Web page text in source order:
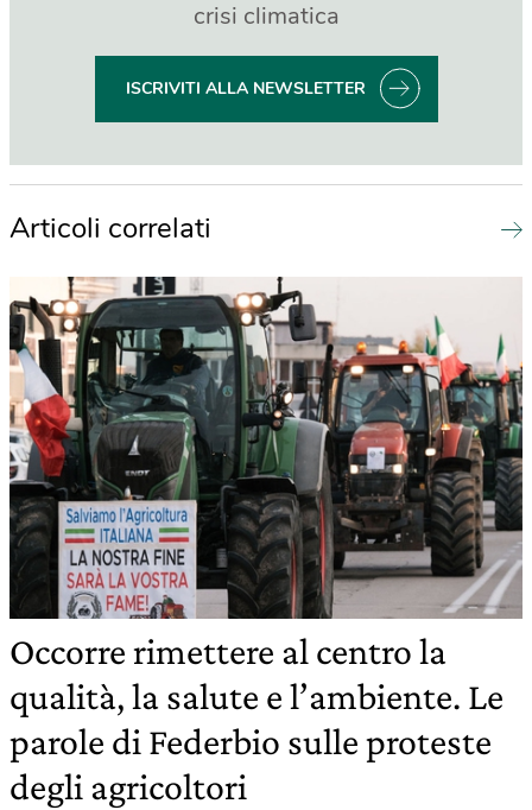
crisi climatica
ISCRIVITI ALLA NEWSLETTER
Articoli correlati
Occorre rimettere al centro la
qualità, la salute e l’ambiente. Le
parole di Federbio sulle proteste
degli agricoltori